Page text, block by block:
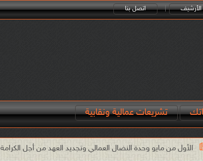
الأرشيف اتصل بنا
تشريعات عمالية ونقابية
النضال العمالي وتجديد العهد من أجل الكرامة والعدالة الاجتماعية